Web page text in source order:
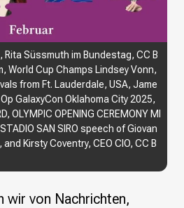
20!
, Rita Süssmuth im Bundestag, CC B
, World Cup Champs Lindsey Vonn,
from Ft. Lauderdale, USA, Jame
GalaxyCon Oklahoma City 2025,
OLYMPIC OPENING CEREMONY MI
SAN SIRO speech of Giovan
Kirsty Coventry, CEO CIO, CC B
wir von Nachrichten,